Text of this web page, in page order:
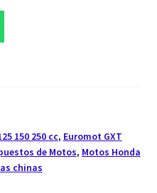
150 250 cc, Euromot GXT
de Motos, Motos Honda
chinas